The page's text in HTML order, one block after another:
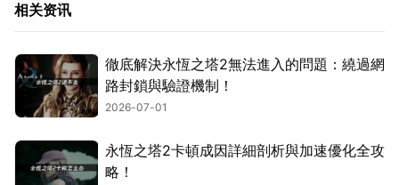
相关资讯
徹底解決永恆之塔2無法進入的問題：繞過網
路封鎖與驗證機制！
2026-07-01
永恆之塔2卡頓成因詳細剖析與加速優化全攻
略！